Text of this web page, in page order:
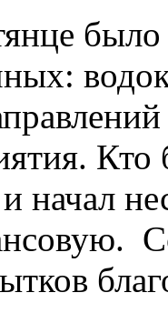
Кто
начал